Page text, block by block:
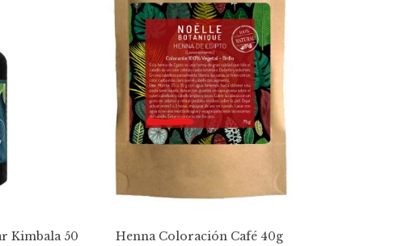
Kimbala 50
Henna Coloración Café 40g